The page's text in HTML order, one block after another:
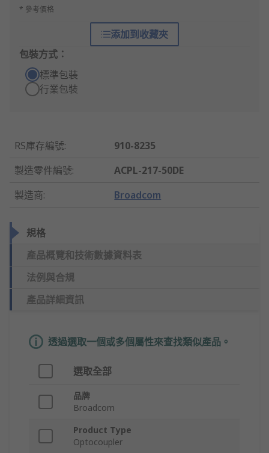
* 參考價格
添加到收藏夾
包裝方式：
標準包裝
行業包裝
RS庫存編號:
910-8235
製造零件編號:
ACPL-217-50DE
製造商: Broadcom
規格
產品概覽和技術數據資料表
法例與合規
產品詳細資訊
透過選取一個或多個屬性來查找類似產品。
選取全部
品牌
Broadcom
Product Type
Optocoupler